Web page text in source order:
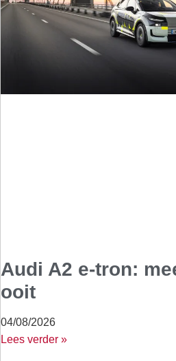
Audi A2 e-tron:
ooit
04/08/2026
Lees verder »